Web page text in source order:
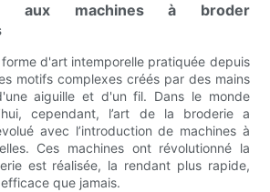
aux machines à broder
d'art intemporelle pratiquée depuis
motifs complexes créés par des mains
aiguille et d'un fil. Dans le monde
cependant, l’art de la broderie a
avec l’introduction de machines à
Ces machines ont révolutionné la
est réalisée, la rendant plus rapide,
que jamais.